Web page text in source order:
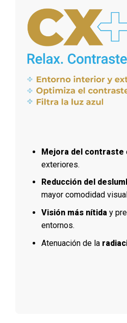
Mejora del contraste
exteriores.
Reducción del
mayor comodidad
Visión más nítiday
entornos.
Atenuación de la